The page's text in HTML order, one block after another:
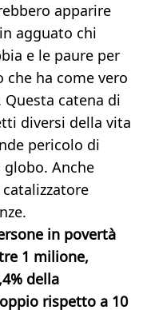
apparire
agguato chi
e le paure per
che ha come vero
catena di
diversi della vita
pericolo di
globo. Anche
in povertà
1 milione,
della
rispetto a 10